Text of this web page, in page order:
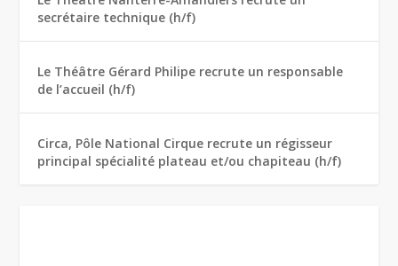
secrétaire technique (h/f)
Le Théâtre Gérard Philipe recrute un responsable
de l’accueil (h/f)
Circa, Pôle National Cirque recrute un régisseur
principal spécialité plateau et/ou chapiteau (h/f)